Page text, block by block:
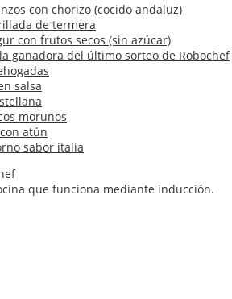
con chorizo (cocido andaluz)
de termera
con frutos secos (sin azúcar)
ganadora del último sorteo de Robochef
salsa
morunos
atún
sabor italia
que funciona mediante inducción.